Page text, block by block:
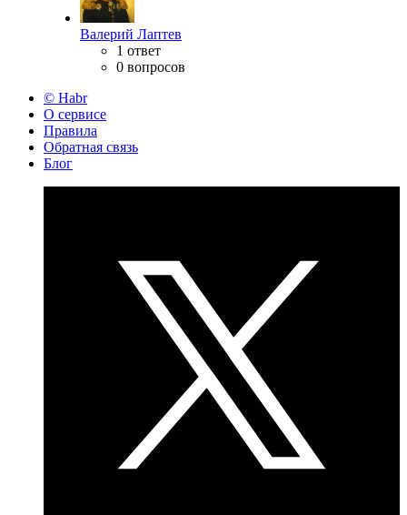
Валерий Лаптев
1 ответ
0 вопросов
© Habr
О сервисе
Правила
Обратная связь
Блог